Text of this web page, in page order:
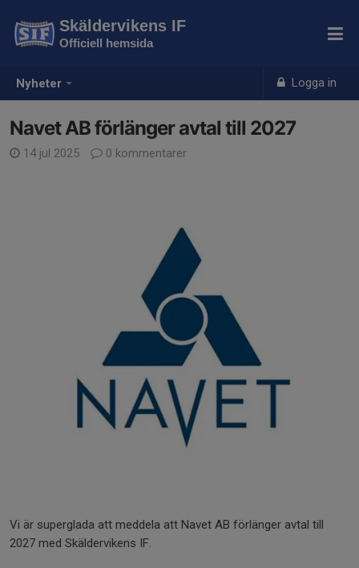
Nyheter Logga in
Skäldervikens IF
Officiell hemsida
Navet AB förlänger avtal till 2027
14 jul 2025 0 kommentarer
Vi är superglada att meddela att Navet AB förlänger avtal till
2027 med Skäldervikens IF.